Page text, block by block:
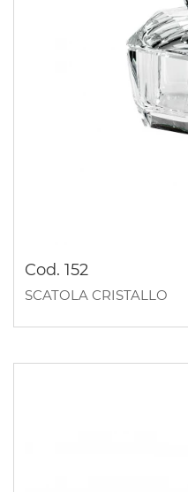
Cod. 152
SCATOLA CRISTALLO